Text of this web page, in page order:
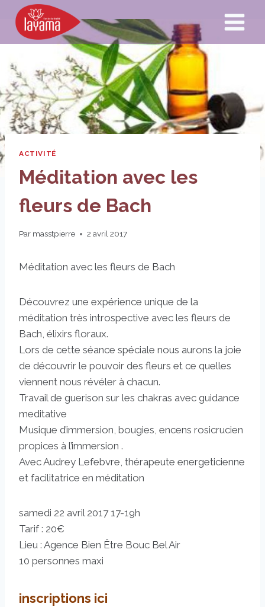
Aller
contenu
ACTIVITÉ
Méditation avec les
fleurs de Bach
Par masstpierre 2 avril 2017
Méditation avec les fleurs de Bach
Découvrez une expérience unique de la
méditation très introspective avec les fleurs de
Bach, élixirs floraux.
Lors de cette séance spéciale nous aurons la joie
de découvrir le pouvoir des fleurs et ce quelles
viennent nous révéler à chacun.
Travail de guerison sur les chakras avec guidance
meditative
Musique d’immersion, bougies, encens rosicrucien
propices à l’immersion .
Avec Audrey Lefebvre, thérapeute energeticienne
et facilitatrice en méditation
samedi 22 avril 2017 17-19h
Tarif : 20€
Lieu : Agence Bien Être Bouc Bel Air
10 personnes maxi
inscriptions ici